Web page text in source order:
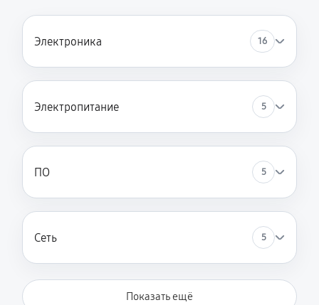
Электроника 16
Электропитание 5
ПО 5
Сеть 5
Показать ещё